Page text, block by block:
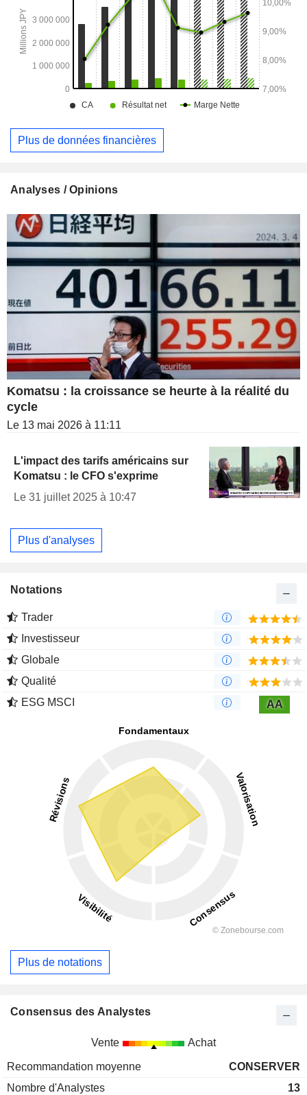
Plus de données financières
Analyses / Opinions
Komatsu : la croissance se heurte à la réalité du
cycle
Le 13 mai 2026 à 11:11
L'impact des tarifs américains sur
Komatsu : le CFO s'exprime
Le 31 juillet 2025 à 10:47
Plus d'analyses
Notations
Trader
Investisseur
Globale
Qualité
ESG MSCI
AA
Plus de notations
Consensus des Analystes
Vente Achat
Recommandation moyenne
CONSERVER
Nombre d'Analystes
13